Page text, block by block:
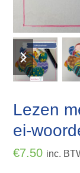
previous
slide
next
slide
Lezen
ei-
€7.50 inc.